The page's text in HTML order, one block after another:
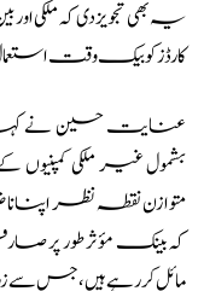
یہ بھی تجویز دی کہ ملکی اور
کارڈز کو بیک وقت
عنایت حسین نے
بشمول غیر ملکی
متوازن نقطہ نظر
کہ بینک مؤثر طور پر
مائل کر رہے ہیں، جس